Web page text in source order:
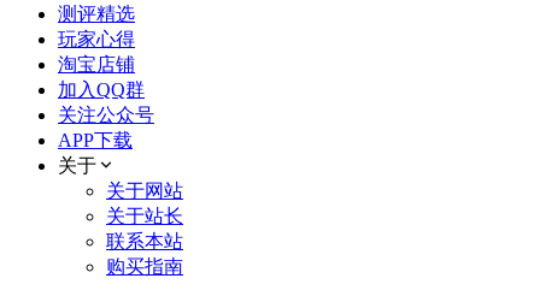
测评精选
玩家心得
淘宝店铺
加入QQ群
关注公众号
APP下载
关于
关于网站
关于站长
联系本站
购买指南